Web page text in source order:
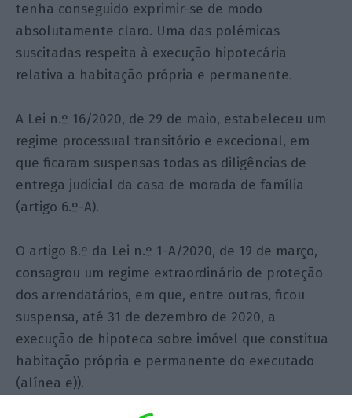
tenha conseguido exprimir-se de modo
absolutamente claro. Uma das polémicas
suscitadas respeita à execução hipotecária
relativa a habitação própria e permanente.
A Lei n.º 16/2020, de 29 de maio, estabeleceu um
regime processual transitório e excecional, em
que ficaram suspensas todas as diligências de
entrega judicial da casa de morada de família
(artigo 6.º-A).
O artigo 8.º da Lei n.º 1-A/2020, de 19 de março,
consagrou um regime extraordinário de proteção
dos arrendatários, em que, entre outras, ficou
suspensa, até 31 de dezembro de 2020, a
execução de hipoteca sobre imóvel que constitua
habitação própria e permanente do executado
(alínea e)).